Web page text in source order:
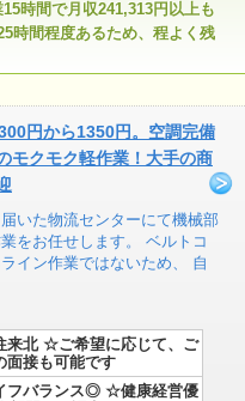
時間で月収241,313円以上も
時間程度あるため、程よく残
円から1350円。空調完備
モクモク軽作業！大手の商
いた物流センターにて機械部
をお任せします。 ベルトコ
イン作業ではないため、 自
来北 ☆ご希望に応じて、ご
面接も可能です
フバランス◎ ☆健康経営優